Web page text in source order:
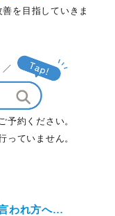
を目指していきま
予約ください。
っていません。
われ方へ…